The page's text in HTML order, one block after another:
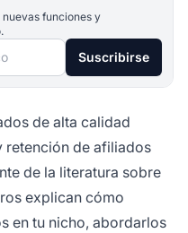
funciones y
Suscribirse
de alta calidad
retención de afiliados
de la literatura sobre
explican cómo
en tu nicho, abordarlos